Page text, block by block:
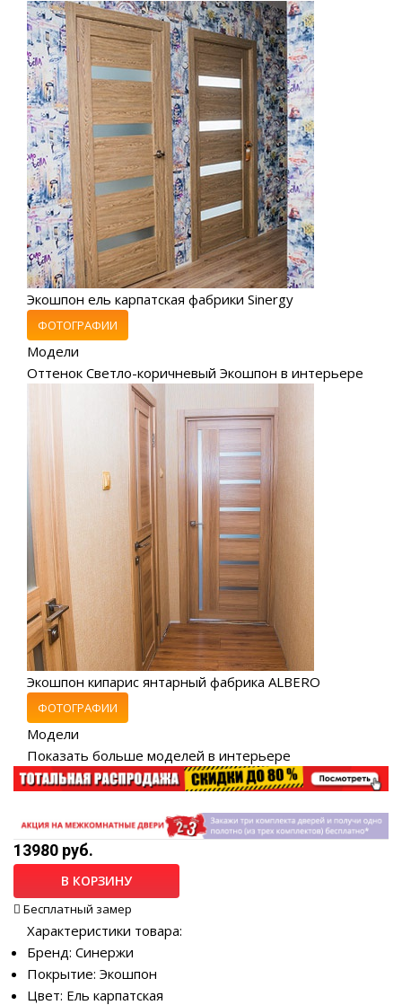
Экошпон ель карпатская фабрики Sinergy
ФОТОГРАФИИ
Модели
Оттенок Светло-коричневый Экошпон в интерьере
Экошпон кипарис янтарный фабрика ALBERO
ФОТОГРАФИИ
Модели
Показать больше моделей в интерьере
13980 руб.
В КОРЗИНУ
Бесплатный замер
Характеристики товара:
Бренд: Синержи
Покрытие: Экошпон
Цвет: Ель карпатская